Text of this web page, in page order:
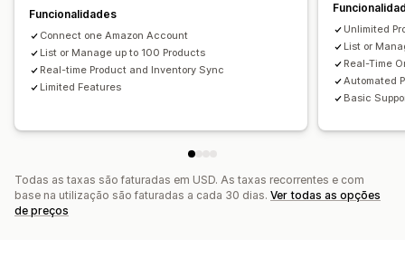
Sincronização de inventário
Regras personalizadas
Relatórios de erros
Alertas de inventário
Alertas de stock baixo
Importação e exportação de dados
Métricas de desempenho
Funcionalidades
Connect one Amazon Account
List or Manage up to 100 Products
Real-time Product and Inventory Sync
Limited Features
Unlimited
List or
Real-Time
Automated
Basic
Todas as taxas são faturadas em USD. As taxas recorrentes e com
base na utilização são faturadas a cada 30 dias. Ver todas as opções
de preços